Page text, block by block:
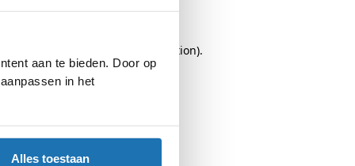
aan te bieden. Door op
in het
Alles toestaan
for more information).